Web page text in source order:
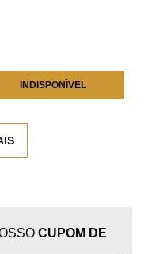
INDISPONÍVEL
CUPOM DE